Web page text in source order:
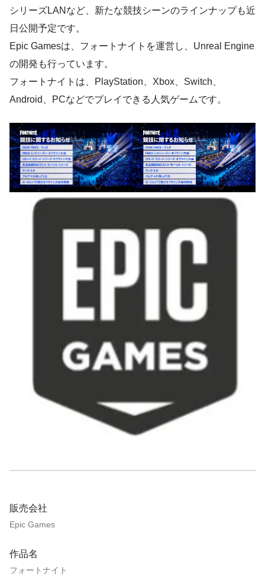
シリーズLANなど、新たな競技シーンのラインナップも近
日公開予定です。
Epic Gamesは、フォートナイトを運営し、Unreal Engine
の開発も行っています。
フォートナイトは、PlayStation、Xbox、Switch、
Android、PCなどでプレイできる人気ゲームです。
販売会社
Epic Games
作品名
フォートナイト